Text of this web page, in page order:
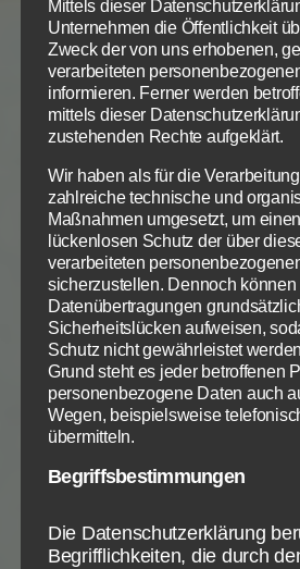
praktisch wortwörtlich im Text
Weil es die naheliegendste
Schriftstelle ist, die den Kontext
berücksichtigt.
Denn der Vers 15 kann auch
dann daraus resultierend
verstanden werden. Sehen wir
Übersetzung an.
1 Tim 1, 15+16 E
15 Das Wort ist gewiss und aller
dass Christus Jesus in die Welt
Sünderzu erretten, von welchen
Aber darum ist mir
auf dass an mir, dem ersten,
Langmut erzeige, zum Vorbild
glauben werden zum ewigen
In dieser Übersetzung steht der
Sündersein des Paulus in der
Mittels dieser
Unternehmen die Öffentlichkeit
Zweck der von uns erhobenen,
verarbeiteten
informieren. Ferner werden
mittels dieser
zustehenden Rechte aufgeklärt.
Wir haben als für die
zahlreiche technische und
Maßnahmen umgesetzt, um
lückenlosen Schutz der über
verarbeiteten
sicherzustellen. Dennoch können
Datenübertragungen
Sicherheitslücken aufweisen,
Schutz nicht gewährleistet
Grund steht es jeder betroffenen
personenbezogene Daten auch
Wegen, beispielsweise
übermitteln.
Begriffsbestimmungen
Die Datenschutzerklärung
Begrifflichkeiten, die durch